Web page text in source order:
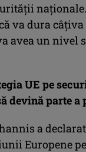
va dura
avea un nivel
UE pe
devină parte
a
Europene